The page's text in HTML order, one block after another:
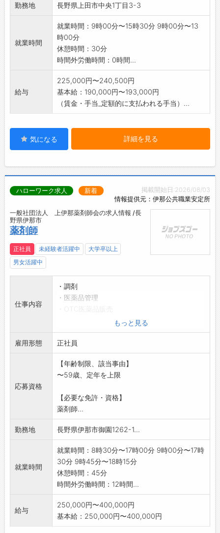
勤務地 長野県上田市中央1丁目3-3
就業時間
就業時間：9時00分〜15時30分 9時00分〜13
時00分
休憩時間：30分
時間外労働時間：0時間...
給与
225,000円〜240,500円
基本給：190,000円〜193,000円
（賃金・手当_定額的に支払われる手当）...
気になる 詳細を見る
掲載開始日:2026/08/03
情報提供元：伊那公共職業安定所
ハローワーク求人 新着
一般社団法人 上伊那薬剤師会の求人情報 /長
野県伊那市
薬剤師
正社員 未経験者活躍中
大学卒以上
男女活躍中
仕事内容
・調剤
・医薬品管理
・在宅医療
・学校薬剤師
・各種相談
・外出業務有り
※「薬剤師」取得の方であれば、実務経験は問
業務の変更範囲:法人の定める業務全般
もっと見る
雇用形態 正社員
応募資格
【年齢制限、該当事由】
〜59歳、定年を上限
【必要な免許・資格】
薬剤師...
勤務地 長野県伊那市御園1262-1...
就業時間
就業時間：8時30分〜17時00分 9時00分〜17時
30分 9時45分〜18時15分
休憩時間：45分
時間外労働時間：12時間...
給与
250,000円〜400,000円
基本給：250,000円〜400,000円